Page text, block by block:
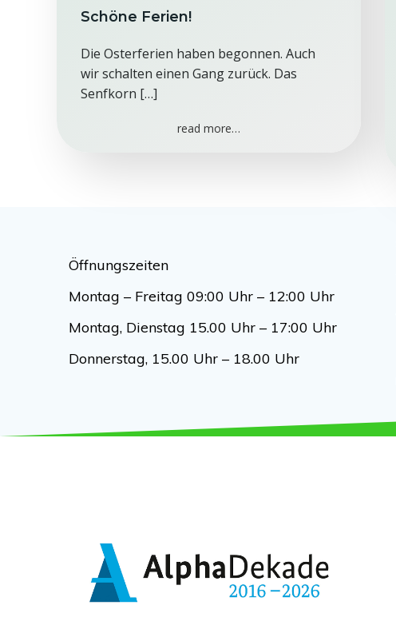
Schöne Ferien!
Die Osterferien haben begonnen. Auch
wir schalten einen Gang zurück. Das
Senfkorn […]
read more…
Öffnungszeiten
Montag – Freitag 09:00 Uhr – 12:00 Uhr
Montag, Dienstag 15.00 Uhr – 17:00 Uhr
Donnerstag, 15.00 Uhr – 18.00 Uhr